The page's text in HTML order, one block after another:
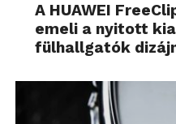
A HUAWEI
emeli a nyitott
fülhallgatók